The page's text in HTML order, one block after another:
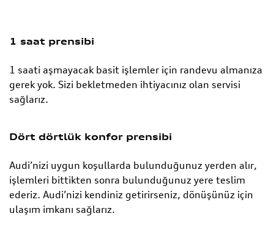
1 saat prensibi
1 saati aşmayacak basit işlemler için randevu almanıza
gerek yok. Sizi bekletmeden ihtiyacınız olan servisi
sağlarız.
Dört dörtlük konfor prensibi
Audi’nizi uygun koşullarda bulunduğunuz yerden alır,
işlemleri bittikten sonra bulunduğunuz yere teslim
ederiz. Audi’nizi kendiniz getirirseniz, dönüşünüz için
ulaşım imkanı sağlarız.